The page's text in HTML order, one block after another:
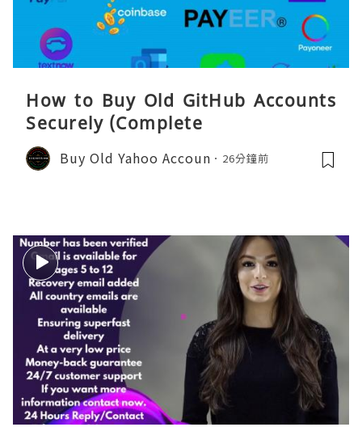
How to Buy Old GitHub Accounts
Securely (Complete
Buy Old Yahoo Accoun 26分鐘前